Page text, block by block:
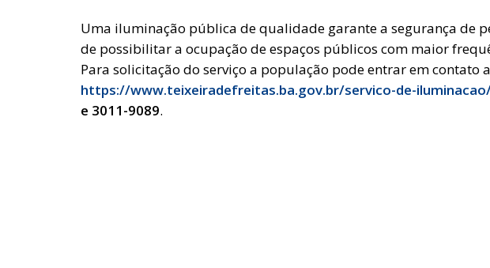
Uma iluminação pública de qualidade garante a segurança de
de possibilitar a ocupação de espaços públicos com maior
Para solicitação do serviço a população pode entrar em contato
https://www.teixeiradefreitas.ba.gov.br/servico-de-
e 3011-9089.